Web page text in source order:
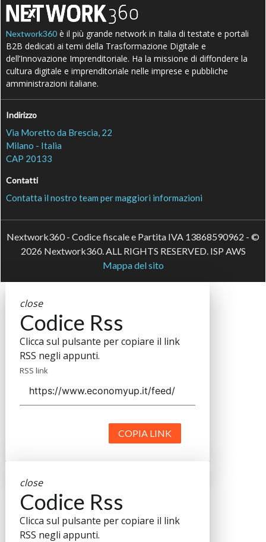
Nextwork360 è il più grande network in Italia di testate e portali
B2B dedicati ai temi della Trasformazione Digitale e
dell’Innovazione Imprenditoriale. Ha la missione di diffondere la
cultura digitale e imprenditoriale nelle imprese e pubbliche
amministrazioni italiane.
Indirizzo
Via Moretto da Brescia, 22
Milano - Italia
CAP 20133
Contatti
Contatta il nostro team per maggiori informazioni
Nextwork360 - Codice fiscale e Partita IVA 13868590962 - ©
2026 Nextwork360. ALL RIGHTS RESERVED. ISP AWS
Mappa del sito
close
Codice Rss
Clicca sul pulsante per copiare il link
RSS negli appunti.
RSS link
COPIA LINK
close
Codice Rss
Clicca sul pulsante per copiare il link
RSS negli appunti.